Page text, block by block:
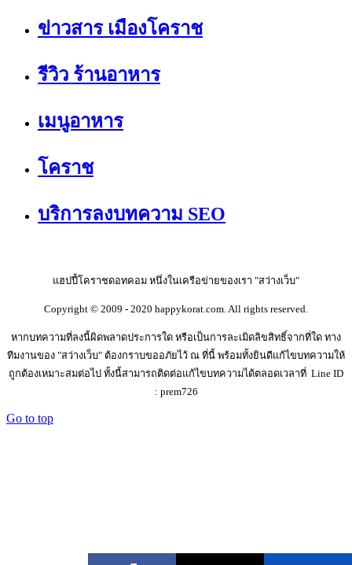
ข่าวสาร เมืองโคราช
รีวิว ร้านอาหาร
เมนูอาหาร
โคราช
บริการลงบทความ SEO
แฮปปี้โคราชดอทคอม หนึ่งในเครือข่ายของเรา "สว่างเว็บ"
Copyright © 2009 - 2020 happykorat.com. All rights reserved.
หากบทความที่ลงนี้ผิดพลาดประการใด หรือเป็นการละเมิดลิขสิทธิ์จากที่ใด ทาง
ทีมงานของ "สว่างเว็บ" ต้องกราบขออภัยไว้ ณ ที่นี้ พร้อมทั้งยินดีแก้ไขบทความให้
ถูกต้องเหมาะสมต่อไป ทั้งนี้สามารถติดต่อแก้ไขบทความได้ตลอดเวลาที่ Line ID
: prem726
Go to top